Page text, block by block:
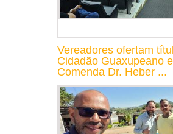
Vereadores ofertam
Cidadão Guaxupeano e
Comenda Dr. Heber ...